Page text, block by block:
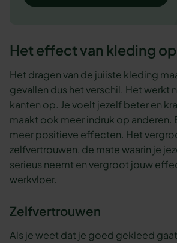
Het effect van kleding
Het dragen van de juiiste kleding
gevallen dus het verschil. Het werkt
kanten op. Je voelt jezelf beter en
maakt ook meer indruk op anderen.
meer positieve effecten. Het
zelfvertrouwen, de mate waarin je
serieus neemt en vergroot jouw
werkvloer.
Zelfvertrouwen
Als je weet dat je goed gekleed